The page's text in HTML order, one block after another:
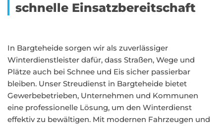
schnelle Einsatzbereitschaft
In Bargteheide sorgen wir als zuverlässiger
Winterdienstleister dafür, dass Straßen, Wege und
Plätze auch bei Schnee und Eis sicher passierbar
bleiben. Unser Streudienst in Bargteheide bietet
Gewerbebetrieben, Unternehmen und Kommunen
eine professionelle Lösung, um den Winterdienst
effektiv zu bewältigen. Mit modernen Fahrzeugen und